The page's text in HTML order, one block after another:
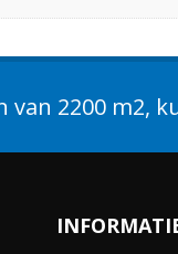
van 2200 m2,